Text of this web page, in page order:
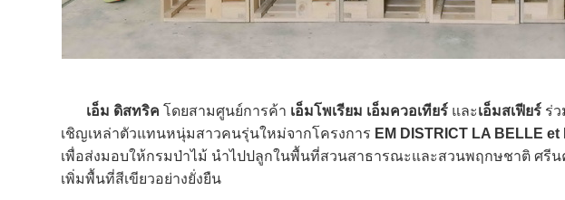
เอ็ม ดิสทริค โดยสามศูนย์การค้า เอ็มโพเรียม เอ็มควอเทียร์ และเอ็มสเฟียร์ ร่
เชิญเหล่าตัวแทนหนุ่มสาวคนรุ่นใหม่จากโครงการ EM DISTRICT LA BELLE
เพื่อส่งมอบให้กรมป่าไม้ นำไปปลูกในพื้นที่สวนสาธารณะและสวนพฤกษชาติ ศรีน
เพิ่มพื้นที่สีเขียวอย่างยั่งยืน